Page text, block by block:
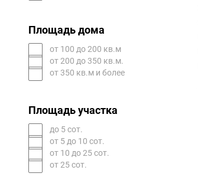
Площадь дома
от 100 до 200 кв.м
от 200 до 350 кв.м.
от 350 кв.м и более
Площадь участка
до 5 сот.
от 5 до 10 сот.
от 10 до 25 сот.
от 25 сот.